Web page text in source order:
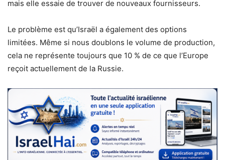
mais elle essaie de trouver de nouveaux fournisseurs.
Le problème est qu’Israël a également des options
limitées. Même si nous doublons le volume de production,
cela ne représente toujours que 10 % de ce que l’Europe
reçoit actuellement de la Russie.